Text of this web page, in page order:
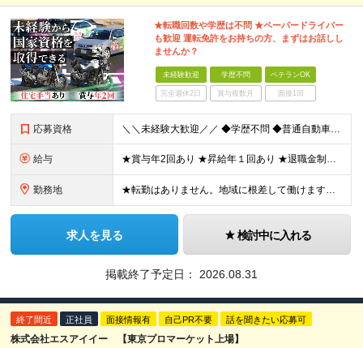
★転職回数や学歴は不問 ★ペーパードライバー
も歓迎 運転免許をお持ちの方、まずはお話しし
ませんか？
未経験歓迎 学歴不問 ベテランOK
完全週休2日 賞与複数月 面接1回
応募資格 ＼＼未経験大歓迎／／ ◆学歴不問 ◆普通自動車運転免許（AT限定可） ※AT限定の場合は、入社前に限定解除をしていただきます！ ※ペーパードライバーで入社し、活躍している社員もいます！
給与 ★賞与年2回あり ★昇給年１回あり ★退職金制度あり ◆月給230,000円～ ※教習指導員資格取得前は月給195,000円～ ※残業代は別途全額支給します ※試用期間3ヶ月あり（期間中の待遇等の
勤務地 ★転勤はありません。地域に根差して働けます。 ★マイカー・バイク通勤OK（無料駐車場を完備） 鷹ノ台ドライビングスクール／千葉県千葉市花見川区柏井4-2-1 ※(変更の範囲)上記を除く当社関連勤務
求人を見る 検討中に入れる
掲載終了予定日： 2026.08.31
終了間近 正社員 面接情報有 自己PR不要 話を聞きたい応募可
株式会社エスアイイー 【東京プロマーケット上場】